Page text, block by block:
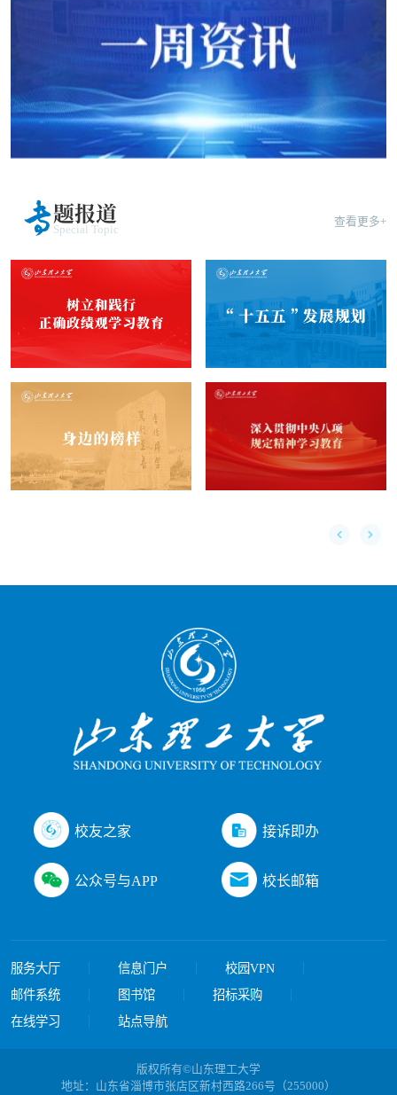
专题报道
Special Topic
查看更多+
校友之家 接诉即办
公众号与APP 校长邮箱
服务大厅 信息门户
校园VPN
邮件系统
图书馆
招标采购
在线学习
站点导航
版权所有©山东理工大学
地址：山东省淄博市张店区新村西路266号（255000）